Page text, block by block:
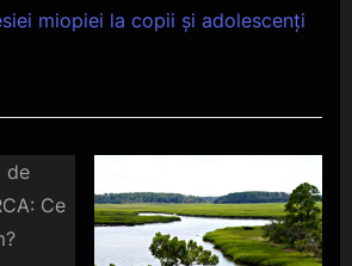
miopiei la copii și adolescenți